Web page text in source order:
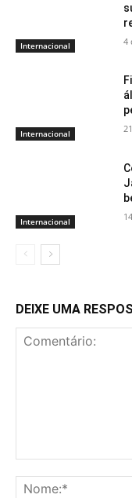
Internacional 4
Internacional
Internacional
DEIXE UMA